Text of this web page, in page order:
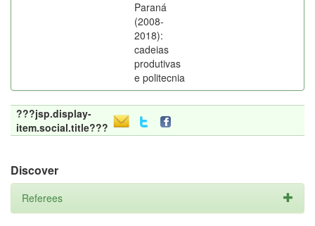
Paraná
(2008-
2018):
cadeias
produtivas
e politecnia
???jsp.display-
item.social.title???
Discover
Referees